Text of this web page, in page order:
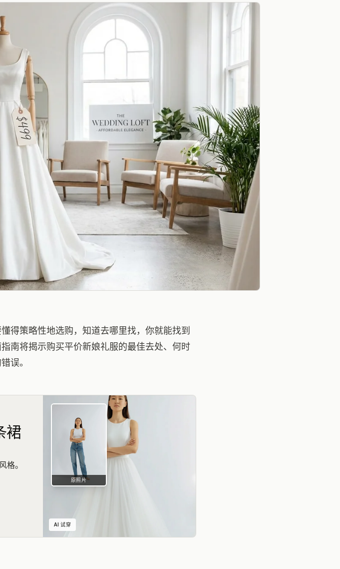
得策略性地选购，知道去哪里找，你就能找到
南将揭示购买平价新娘礼服的最佳去处、何时
误。
裙
格。
原照片
AI 试穿